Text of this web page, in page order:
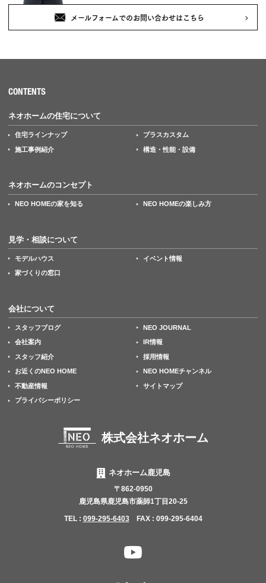
メールフォームでのお問い合わせはこちら
CONTENTS
ネオホームの住宅について
住宅ラインナップ プラスカスタム
施工事例紹介 構造・性能・設備
ネオホームのコンセプト
NEO HOMEの家を知る NEO HOMEの楽しみ方
見学・相談について
モデルハウス イベント情報
家づくりの窓口
会社について
スタッフブログ NEO JOURNAL
会社案内 IR情報
スタッフ紹介 採用情報
お近くのNEO HOME NEO HOMEチャンネル
不動産情報 サイトマップ
プライバシーポリシー
株式会社ネオホーム
ネオホーム鹿児島
〒862-0950
鹿児島県鹿児島市薬師1丁目20-25
TEL : 099-295-6403 FAX : 099-295-6404